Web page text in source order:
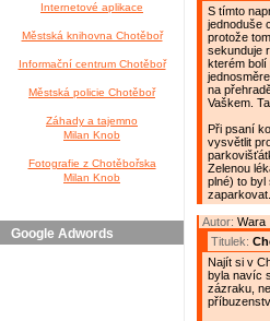
Internetové aplikace
Městská knihovna Chotěboř
Informační centrum Chotěboř
Městská policie Chotěboř
Záhady a tajemno
Milan Knob
Fotografie z Chotěbořska
Milan Knob
Google Adwords
S tímto
jednoduše
protože
sekunduje
kterém bolí
na
Vaškem.
Při psaní
vysvětlit
Zelenou
plné) to byl
zaparkovat.
Autor: Wara
Titulek:
Najít si v
byla navíc
zázraku,